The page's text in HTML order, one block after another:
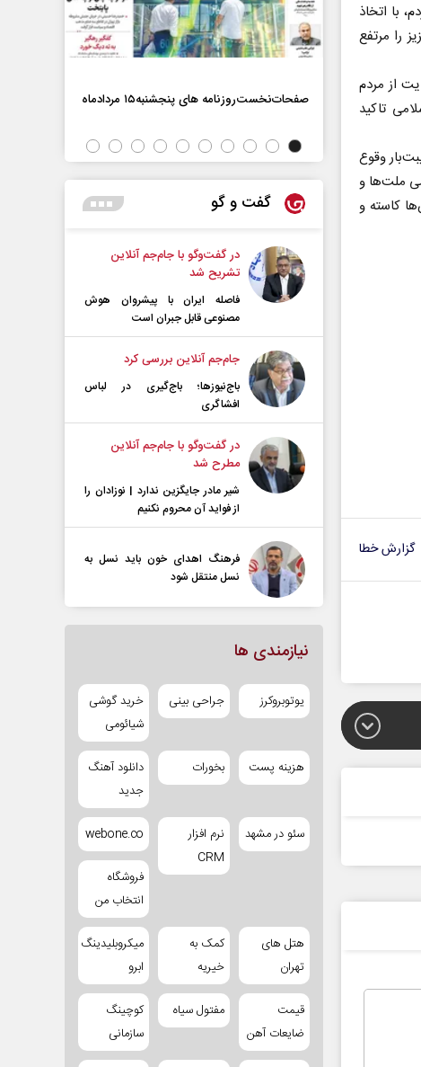
با اتخاذ
را مرتفع
از مردم
تاکید
وقوع
ملت‌ها و
کاسته و
گزارش خطا
صفحات‌نخست‌روزنامه ها‌ی پنجشنبه‌۱۵ مردادماه
گفت و گو
در گفت‌و‌گو با جام‌جم آنلاین
تشریح شد
فاصله ایران با پیشرو‌ان هوش
مصنوعی قابل جبران است
جام‌جم آنلاین بررسی کرد
باج‌نیوزها؛ باج‌گیری در لباس
افشاگری
در گفت‌و‌گو با جام‌جم آنلاین
مطرح شد
شیر مادر جایگزین ندارد | نوزادان را
از فواید آن محروم نکنیم
فرهنگ اهدای خون باید نسل به
نسل منتقل شود
نیازمندی ها
یوتوبروکرز جراحی بینی
خرید گوشی
شیائومی
هزینه پست بخورات
دانلود آهنگ
جدید
سئو در مشهد
نرم افزار
CRM
webone.co
فروشگاه
انتخاب من
هتل های
تهران
کمک به
خیریه
میکروبلیدینگ
ابرو
قیمت
ضایعات آهن
مفتول سیاه
کوچینگ
سازمانی